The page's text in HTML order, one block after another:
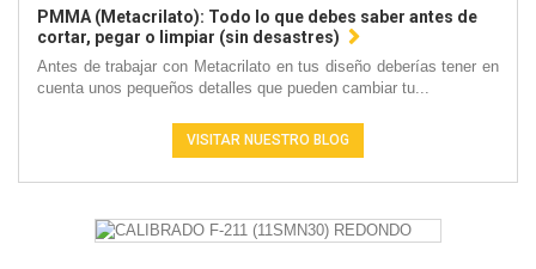
PMMA (Metacrilato): Todo lo que debes saber antes de
cortar, pegar o limpiar (sin desastres)
Antes de trabajar con Metacrilato en tus diseño deberías tener en
cuenta unos pequeños detalles que pueden cambiar tu...
VISITAR NUESTRO BLOG